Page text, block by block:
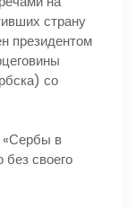
страну
президентом
со
в
без своего